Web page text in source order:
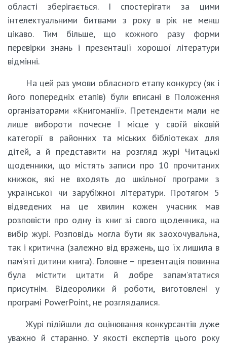
області зберігається. І спостерігати за цими
інтелектуальними битвами з року в рік не менш
цікаво. Тим більше, що кожного разу форми
перевірки знань і презентації хорошої літератури
відмінні.
На цей раз умови обласного етапу конкурсу (як і
його попередніх етапів) були вписані в Положення
організаторами «Книгоманії». Претенденти мали не
лише вибороти почесне І місце у своїй віковій
категорії в районних та міських бібліотеках для
дітей, а й представити на розгляд журі Читацькі
щоденники, що містять записи про 10 прочитаних
книжок, які не входять до шкільної програми з
української чи зарубіжної літератури. Протягом 5
відведених на це хвилин кожен учасник мав
розповісти про одну із книг зі свого щоденника, на
вибір журі. Розповідь могла бути як заохочувальна,
так і критична (залежно від вражень, що їх лишила в
пам’яті дитини книга). Головне – презентація повинна
була містити цитати й добре запам’ятатися
присутнім. Відеоролики й роботи, виготовлені у
програмі PowerPoint, не розглядалися.
Журі підійшли до оцінювання конкурсантів дуже
уважно й старанно. У якості експертів цього року